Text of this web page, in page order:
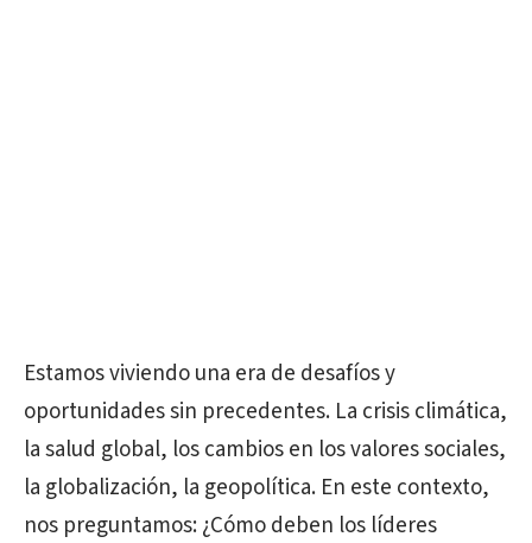
Estamos viviendo una era de desafíos y
oportunidades sin precedentes. La crisis climática,
la salud global, los cambios en los valores sociales,
la globalización, la geopolítica. En este contexto,
nos preguntamos: ¿Cómo deben los líderes